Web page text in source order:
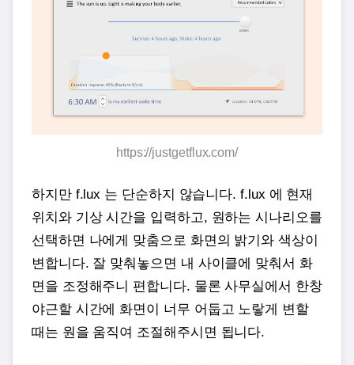
https://justgetflux.com/
하지만 f.lux 는 단순하지 않습니다. f.lux 에 현재
위치와 기상 시간을 입력하고, 원하는 시나리오를
선택하면 나에게 맞춤으로 화면의 밝기와 색상이
변합니다. 잘 맞춰놓으면 내 사이클에 맞춰서 화
면을 조정해주니 편합니다. 물론 사무실에서 한창
야근할 시간에 화면이 너무 어둡고 노랗게 변할
때는 원을 움직여 조절해주시면 됩니다.